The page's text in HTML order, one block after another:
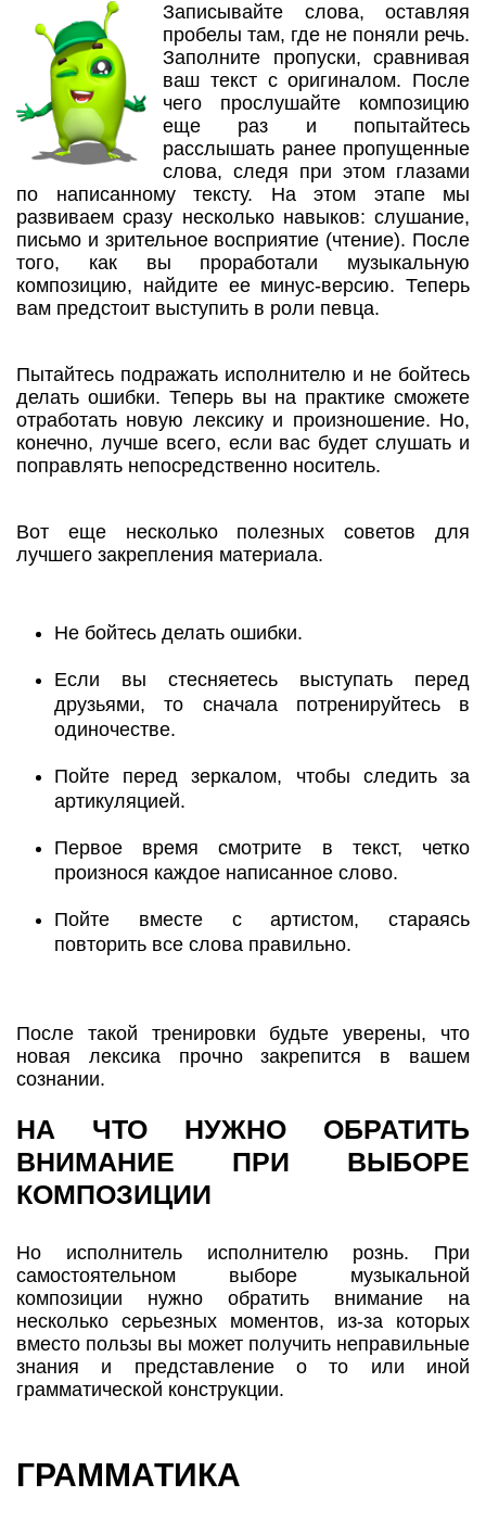
Записывайте слова, оставляя
пробелы там, где не поняли речь.
Заполните пропуски, сравнивая
ваш текст с оригиналом. После
чего прослушайте композицию
еще раз и попытайтесь
расслышать ранее пропущенные
слова, следя при этом глазами
по написанному тексту. На этом этапе мы
развиваем сразу несколько навыков: слушание,
письмо и зрительное восприятие (чтение). После
того, как вы проработали музыкальную
композицию, найдите ее минус-версию. Теперь
вам предстоит выступить в роли певца.
Пытайтесь подражать исполнителю и не бойтесь
делать ошибки. Теперь вы на практике сможете
отработать новую лексику и произношение. Но,
конечно, лучше всего, если вас будет слушать и
поправлять непосредственно носитель.
Вот еще несколько полезных советов для
лучшего закрепления материала.
Не бойтесь делать ошибки.
Если вы стесняетесь выступать перед
друзьями, то сначала потренируйтесь в
одиночестве.
Пойте перед зеркалом, чтобы следить за
артикуляцией.
Первое время смотрите в текст, четко
произнося каждое написанное слово.
Пойте вместе с артистом, стараясь
повторить все слова правильно.
После такой тренировки будьте уверены, что
новая лексика прочно закрепится в вашем
сознании.
НА ЧТО НУЖНО ОБРАТИТЬ
ВНИМАНИЕ ПРИ ВЫБОРЕ
КОМПОЗИЦИИ
Но исполнитель исполнителю рознь. При
самостоятельном выборе музыкальной
композиции нужно обратить внимание на
несколько серьезных моментов, из-за которых
вместо пользы вы может получить неправильные
знания и представление о то или иной
грамматической конструкции.
ГРАММАТИКА